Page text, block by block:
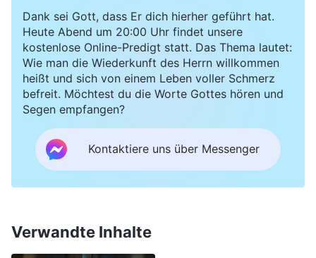
sogar vor anderen. Ich wusste, dass ihre Haltung
falsch war und es Li Zhi unmöglich machen
würde, die Arbeit weiterzuverfolgen, ging der
Sache aber nicht weiter nach, um sie zu lösen;
ich bat Li Zhi nur, mit Lu Yuan Gemeinschaft zu
halten. Später berichtete Li Zhi, dass Lu Yuan
ihre Pflichten normal ausführte, also verfolgte
ich die Angelegenheit nicht weiter.
und ich stellte fest, dass die Gruppe, für die Li Zhi
verantwortlich war, immer noch sehr wenige
Dank sei Gott, dass Er dich hierher geführt hat.
Heute Abend um 20:00 Uhr findet unsere
kostenlose Online-Predigt statt. Das Thema lautet:
Wie man die Wiederkunft des Herrn willkommen
heißt und sich von einem Leben voller Schmerz
befreit. Möchtest du die Worte Gottes hören und
Segen empfangen?
Kontaktiere uns über Messenger
Verwandte Inhalte